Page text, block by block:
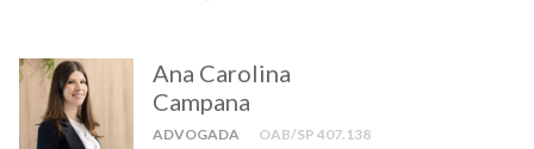
Ana Carolina
Campana
ADVOGADA OAB/SP 407.138